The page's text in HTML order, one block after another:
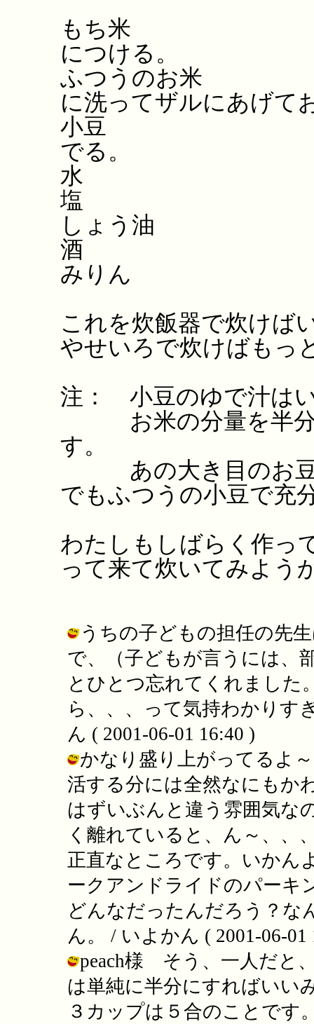
もち米 ３
につける。
ふつうのお米
に洗ってザルにあげて
小豆 1/2カ
でる。
水 ５と
塩 小
しょう油
酒 大
みりん
これを炊飯器で炊けば
やせいろで炊けばもっ
注： 小豆のゆで汁は
お米の分量を半分
す。
あの大き目のお豆
でもふつうの小豆で充
わたしもしばらく作っ
って来て炊いてみよう
うちの子どもの担任の先
で、（子どもが言うには、
とひとつ忘れてくれました
ら、、、って気持わかりす
ん ( 2001-06-01 16:40 )
かなり盛り上がってるよ
活する分には全然なにもか
はずいぶんと違う雰囲気な
く離れていると、ん～、、
正直なところです。いかん
ークアンドライドのパーキ
どんなだったんだろう？な
ん。 / いよかん ( 2001-06-01
peach様 そう、一人だと
は単純に半分にすればいい
３カップは５合のことです